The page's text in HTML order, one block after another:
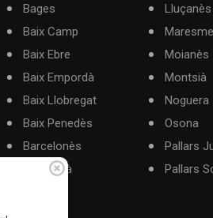
Bages
Baix Camp
Baix Ebre
Baix Empordà
Baix Llobregat
Baix Penedès
Barcelonès
Berguedà
Lluçanès
Maresme
Moianès
Montsià
Noguera
Osona
Pallars
Pallars